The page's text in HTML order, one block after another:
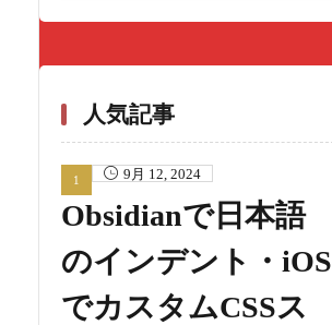
人気記事
9月 12, 2024
Obsidianで日本語
のインデント・iOS
でカスタムCSSス